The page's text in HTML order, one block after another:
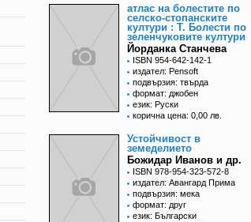
атлас на болестите по
селско-стопанските
култури : Т. Болести по
зеленчуковите култури
Йорданка Станчева
ISBN 954-642-142-1
издател: Pensoft
подвързия: твърда
формат: джобен
език: Руски
корична цена: 0,00 лв.
Устойчивост в
земеделието
Божидар Иванов и др.
ISBN 978-954-323-572-8
издател: Авангард Прима
подвързия: мека
формат: друг
език: Български